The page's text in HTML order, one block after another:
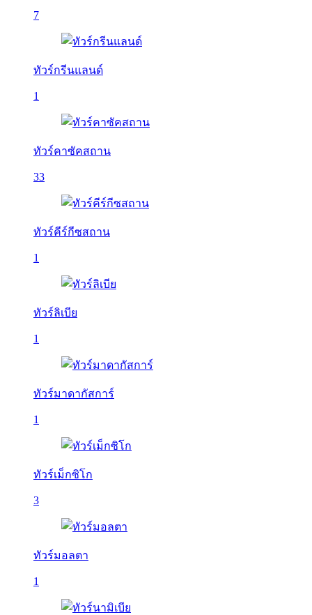
7
ทัวร์กรีนแลนด์
1
ทัวร์คาซัคสถาน
33
ทัวร์คีร์กีซสถาน
1
ทัวร์ลิเบีย
1
ทัวร์มาดากัสการ์
1
ทัวร์เม็กซิโก
3
ทัวร์มอลตา
1